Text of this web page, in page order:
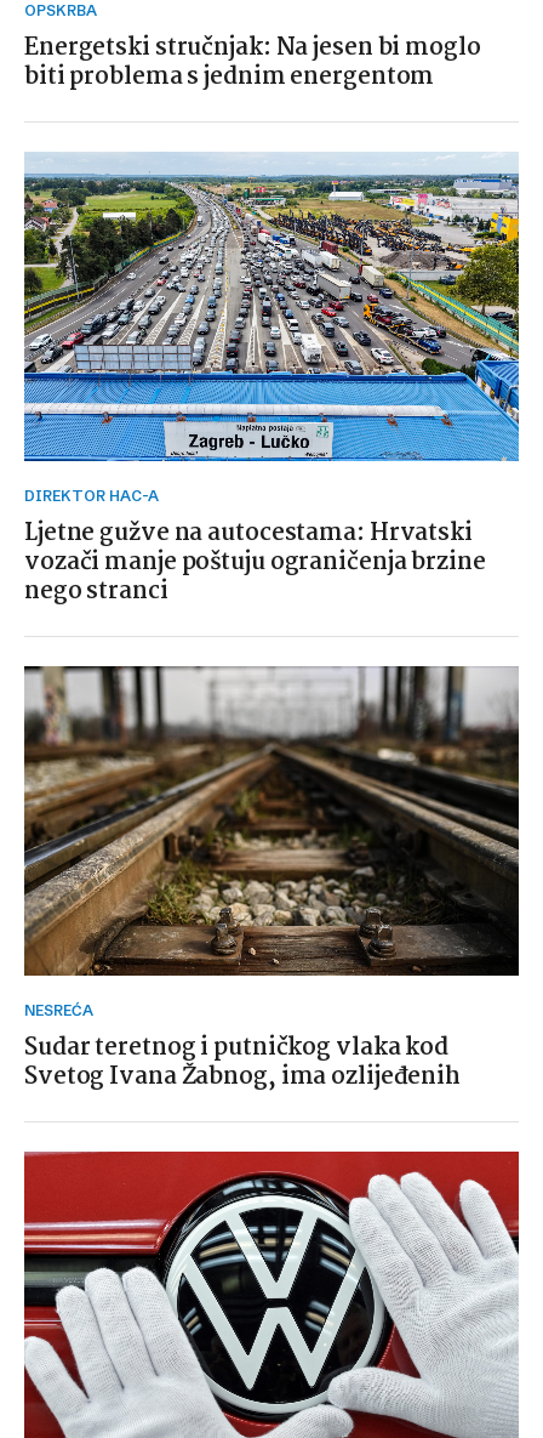
OPSKRBA
Energetski stručnjak: Na jesen bi moglo
biti problema s jednim energentom
DIREKTOR HAC-A
Ljetne gužve na autocestama: Hrvatski
vozači manje poštuju ograničenja brzine
nego stranci
NESREĆA
Sudar teretnog i putničkog vlaka kod
Svetog Ivana Žabnog, ima ozlijeđenih